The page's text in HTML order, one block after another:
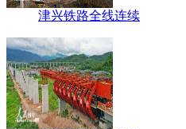
津兴铁路全线连续